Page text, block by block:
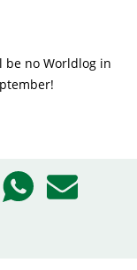
be no Worldlog in